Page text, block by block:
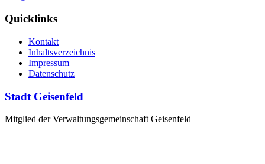
Quicklinks
Kontakt
Inhaltsverzeichnis
Impressum
Datenschutz
Stadt Geisenfeld
Mitglied der Verwaltungsgemeinschaft Geisenfeld